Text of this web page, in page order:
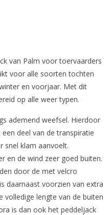
van Palm voor toervaarders
voor alle soorten tochten
en voorjaar. Met dit
op alle weer typen.
ademend weefsel. Hierdoor
deel van de transpiratie
snel klam aanvoelt.
en de wind zeer goed buiten.
door de met velcro
daarnaast voorzien van extra
volledige lengte van de buiten
is dan ook het peddeljack